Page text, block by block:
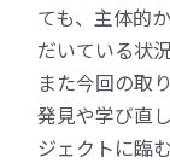
ても、主体的
だいている状況
また今回の取
発見や学び直
ジェクトに臨